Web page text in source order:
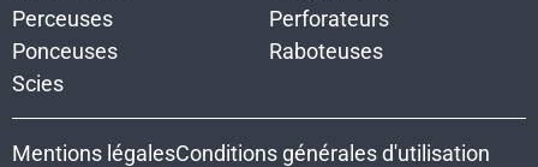
Perceuses
Perforateurs
Ponceuses
Raboteuses
Scies
Mentions légalesConditions générales d'utilisation